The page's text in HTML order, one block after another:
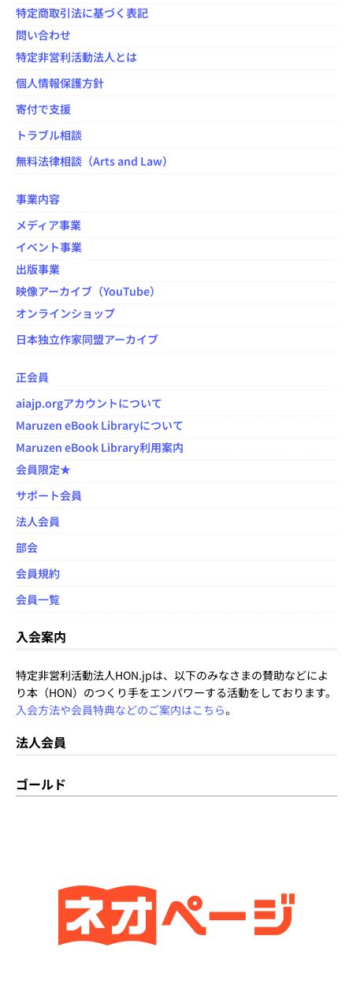
特定商取引法に基づく表記
問い合わせ
特定非営利活動法人とは
個人情報保護方針
寄付で支援
トラブル相談
無料法律相談（Arts and Law）
事業内容
メディア事業
イベント事業
出版事業
映像アーカイブ（YouTube）
オンラインショップ
日本独立作家同盟アーカイブ
正会員
aiajp.orgアカウントについて
Maruzen eBook Libraryについて
Maruzen eBook Library利用案内
会員限定★
サポート会員
法人会員
部会
会員規約
会員一覧
入会案内
特定非営利活動法人HON.jpは、以下のみなさまの賛助などによ
り本（HON）のつくり手をエンパワーする活動をしております。
入会方法や会員特典などのご案内はこちら。
法人会員
ゴールド